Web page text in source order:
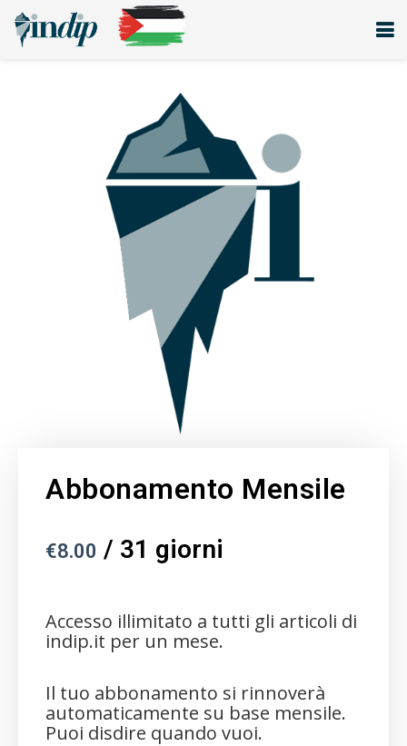
Abbonamento Mensile
€8.00 / 31 giorni
Accesso illimitato a tutti gli articoli di
indip.it per un mese.
Il tuo abbonamento si rinnoverà
automaticamente su base mensile.
Puoi disdire quando vuoi.